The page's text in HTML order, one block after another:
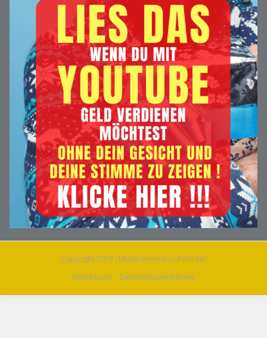
Copyright 2019 - Muelltonnenbox-Profi.net
Impressum
Datenschutzerklärung